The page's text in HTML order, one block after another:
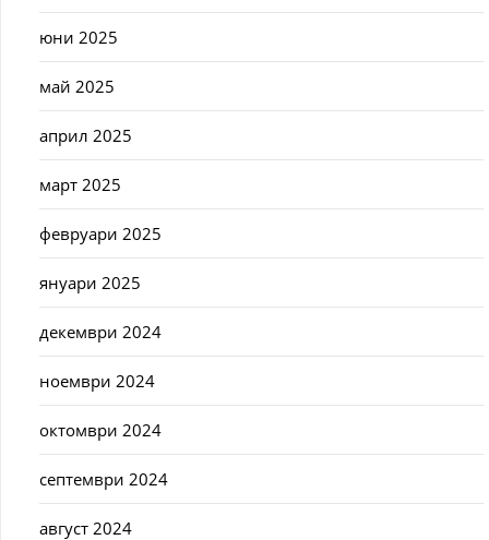
юни 2025
май 2025
април 2025
март 2025
февруари 2025
януари 2025
декември 2024
ноември 2024
октомври 2024
септември 2024
август 2024